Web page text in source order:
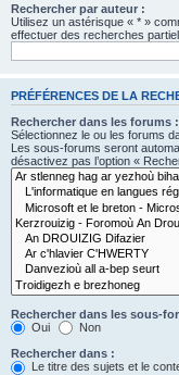
Rechercher par auteur :
Utilisez un astérisque « * »
effectuer des recherches
PRÉFÉRENCES DE LA
Rechercher dans les forums :
Sélectionnez le ou les forums
Les sous-forums seront
désactivez pas l’option «
Rechercher dans les sous-
Oui
Non
Rechercher dans :
Le titre des sujets et le